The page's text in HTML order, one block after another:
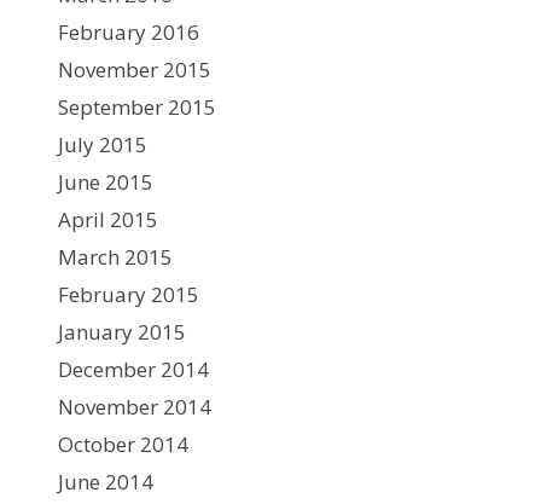
February 2016
November 2015
September 2015
July 2015
June 2015
April 2015
March 2015
February 2015
January 2015
December 2014
November 2014
October 2014
June 2014